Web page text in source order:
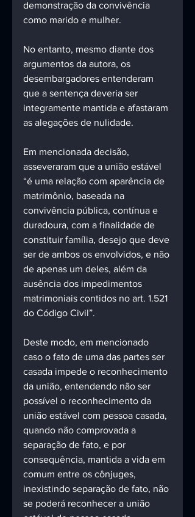
demonstração da convivência
como marido e mulher.
No entanto, mesmo diante dos
argumentos da autora, os
desembargadores entenderam
que a sentença deveria ser
integramente mantida e afastaram
as alegações de nulidade.
Em mencionada decisão,
asseveraram que a união estável
“é uma relação com aparência de
matrimônio, baseada na
convivência pública, contínua e
duradoura, com a finalidade de
constituir família, desejo que deve
ser de ambos os envolvidos, e não
de apenas um deles, além da
ausência dos impedimentos
matrimoniais contidos no art. 1.521
do Código Civil”.
Deste modo, em mencionado
caso o fato de uma das partes ser
casada impede o reconhecimento
da união, entendendo não ser
possível o reconhecimento da
união estável com pessoa casada,
quando não comprovada a
separação de fato, e por
consequência, mantida a vida em
comum entre os cônjuges,
inexistindo separação de fato, não
se poderá reconhecer a união